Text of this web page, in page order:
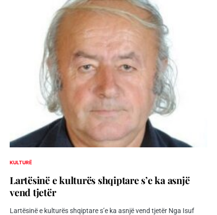
KULTURË
Lartësinë e kulturës shqiptare s’e ka asnjë
vend tjetër
Lartësinë e kulturës shqiptare s’e ka asnjë vend tjetër Nga Isuf